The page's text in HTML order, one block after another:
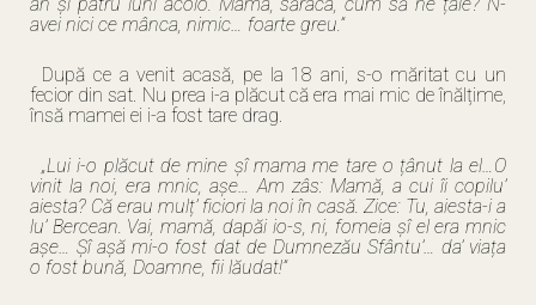
an șî patru luni acolo. Mama, săraca, cum să ne țâie? N-
avei nici ce mânca, nimic… foarte greu.”
După ce a venit acasă, pe la 18 ani, s-o măritat cu un
fecior din sat. Nu prea i-a plăcut că era mai mic de înălțime,
însă mamei ei i-a fost tare drag.
„Lui i-o plăcut de mine șî mama me tare o țânut la el…O
vinit la noi, era mnic, așe… Am zâs: Mamă, a cui îi copilu’
aiesta? Că erau mulț’ ficiori la noi în casă. Zice: Tu, aiesta-i a
lu’ Bercean. Vai, mamă, dapăi io-s, ni, fomeia șî el era mnic
așe… Șî așă mi-o fost dat de Dumnezău Sfântu’… da’ viața
o fost bună, Doamne, fii lăudat!”